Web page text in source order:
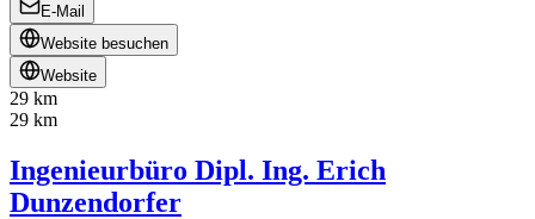
E-Mail
Website besuchen
Website
29 km
29 km
Ingenieurbüro Dipl. Ing. Erich
Dunzendorfer